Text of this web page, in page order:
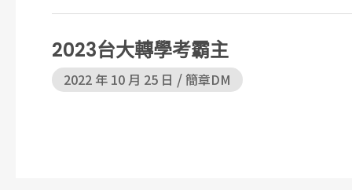
2023台大轉學考霸主
2022 年 10 月 25 日 / 簡章DM